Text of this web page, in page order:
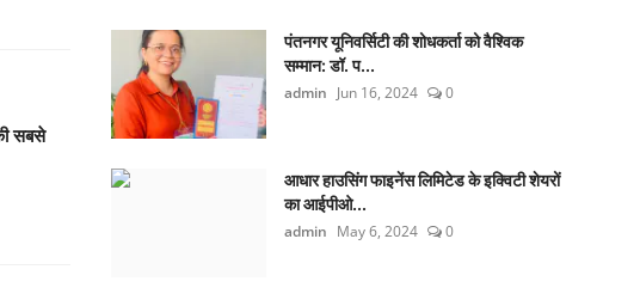
सबसे
पंतनगर यूनिवर्सिटी की शोधकर्ता को वैश्विक
सम्मान: डॉ. प...
admin Jun 16, 2024 0
आधार हाउसिंग फाइनेंस लिमिटेड के इक्विटी शेयरों
का आईपीओ...
admin May 6, 2024 0